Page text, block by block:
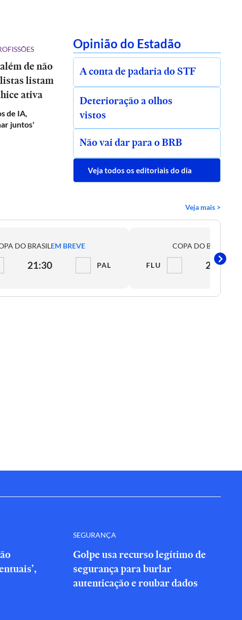
de não
listam
ativa
de IA,
juntos'
Opinião do Estadão
A conta de padaria do STF
Deterioração a olhos
vistos
Não vai dar para o BRB
Veja todos os editoriais do dia
Veja mais >
DO BRASILEM BREVE
21:30 PAL
COPA DO BRASIL
FLU 21:30
SEGURANÇA
Golpe usa recurso legítimo de
segurança para burlar
autenticação e roubar dados